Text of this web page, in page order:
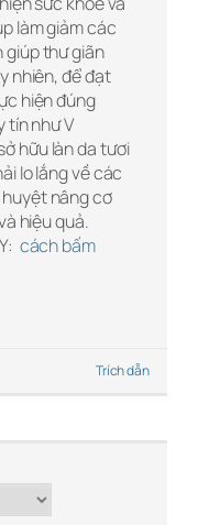
làm giảm các
giúp thư giãn
nhiên, để đạt
hiện đúng
tín như V
hữu làn da tươi
lo lắng về các
nâng cơ
hiệu quả.
cách bấm
Trích dẫn